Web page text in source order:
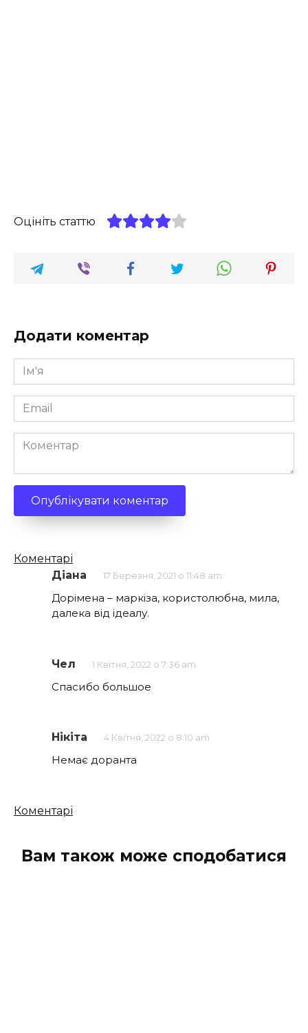
Оцініть статтю
Додати коментар
Ім'я
*
Email
*
Коментар
Кількість
коментарів
Коментарі
Діана
17 Березня, 2021 о 11:48 am
Дорімена – маркіза, користолюбна, мила,
далека від ідеалу.
Чел 1 Квітня, 2022 о 7:36 am
Спасибо большое
Нікіта 4 Квітня, 2022 о 8:10 am
Немає доранта
Кількість
Коментарі
Вам також може сподобатися